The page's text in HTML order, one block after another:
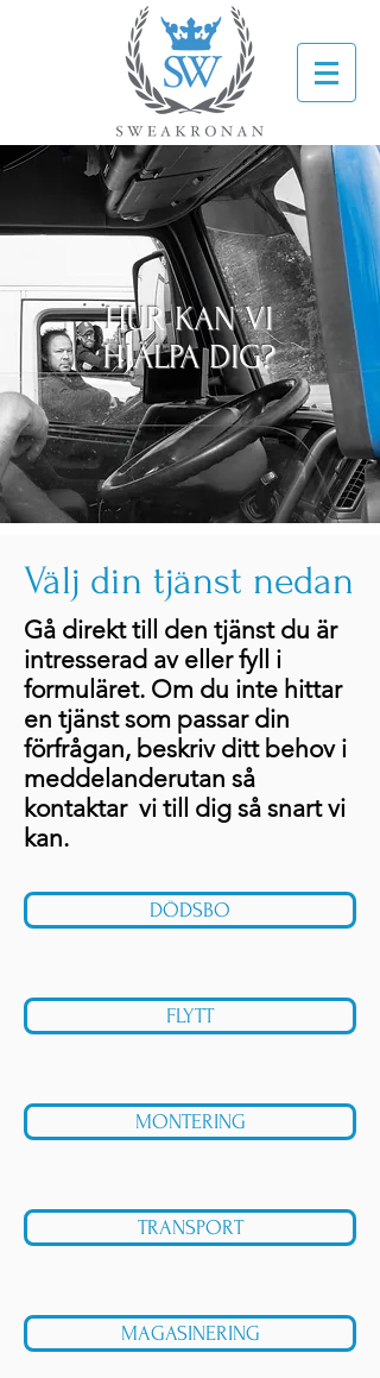
HUR KAN VI
HJÄLPA DIG?
Välj din tjänst nedan
Gå direkt till den tjänst du är
intresserad av eller fyll i
formuläret. Om du inte hittar
en tjänst som passar din
förfrågan, beskriv ditt behov i
meddelanderutan så
kontaktar vi till dig så snart vi
kan.
DÖDSBO
FLYTT
MONTERING
TRANSPORT
MAGASINERING